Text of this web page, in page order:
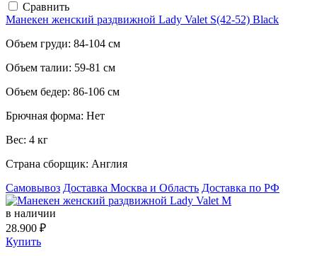
Сравнить
Манекен женский раздвижной Lady Valet S(42-52) Black
Объем груди: 84-104 см
Объем талии: 59-81 см
Объем бедер: 86-106 см
Брючная форма: Нет
Вес: 4 кг
Страна сборщик: Англия
Самовывоз Доставка Москва и Область Доставка по РФ
в наличии
28.900 ₽
Купить